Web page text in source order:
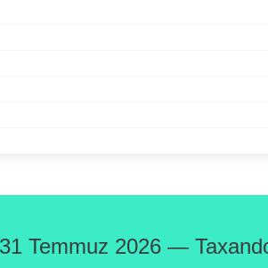
Temmuz 2026 —